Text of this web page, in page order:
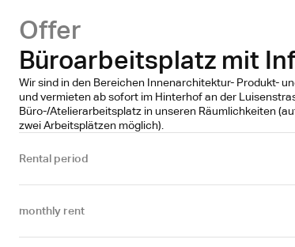
Offer
Büroarbeitsplatz mit
Wir sind in den Bereichen Innenarchitektur- Produkt-
und vermieten ab sofort im Hinterhof an der
Büro-/Atelierarbeitsplatz in unseren Räumlichkeiten
zwei Arbeitsplätzen möglich).
Rental period
monthly rent